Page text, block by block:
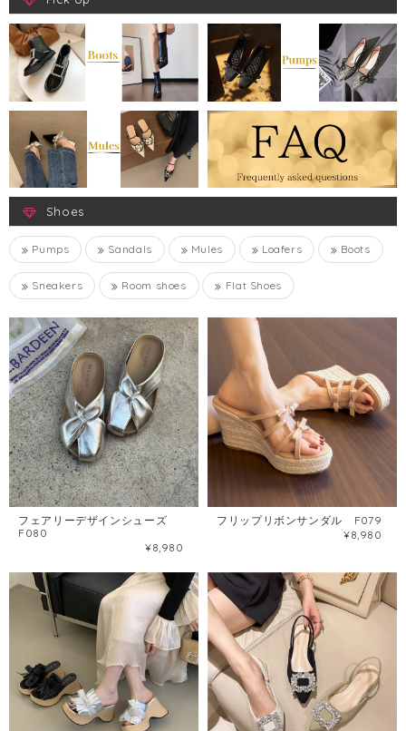
Shoes
Pumps Sandals Mules Loafers Boots
Sneakers Room shoes Flat Shoes
フェアリーデザインシューズ
F080
¥8,980
フリップリボンサンダル F079
¥8,980